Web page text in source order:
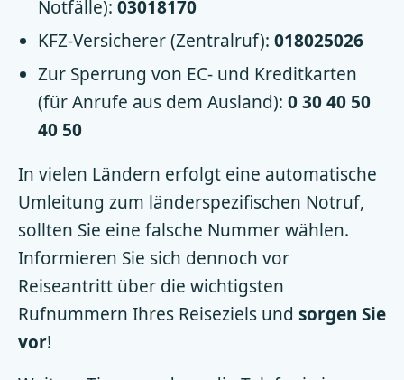
Notfälle): 03018170
KFZ-Versicherer (Zentralruf): 018025026
Zur Sperrung von EC- und Kreditkarten
(für Anrufe aus dem Ausland): 0 30 40 50
40 50
In vielen Ländern erfolgt eine automatische
Umleitung zum länderspezifischen Notruf,
sollten Sie eine falsche Nummer wählen.
Informieren Sie sich dennoch vor
Reiseantritt über die wichtigsten
Rufnummern Ihres Reiseziels und sorgen Sie
vor!